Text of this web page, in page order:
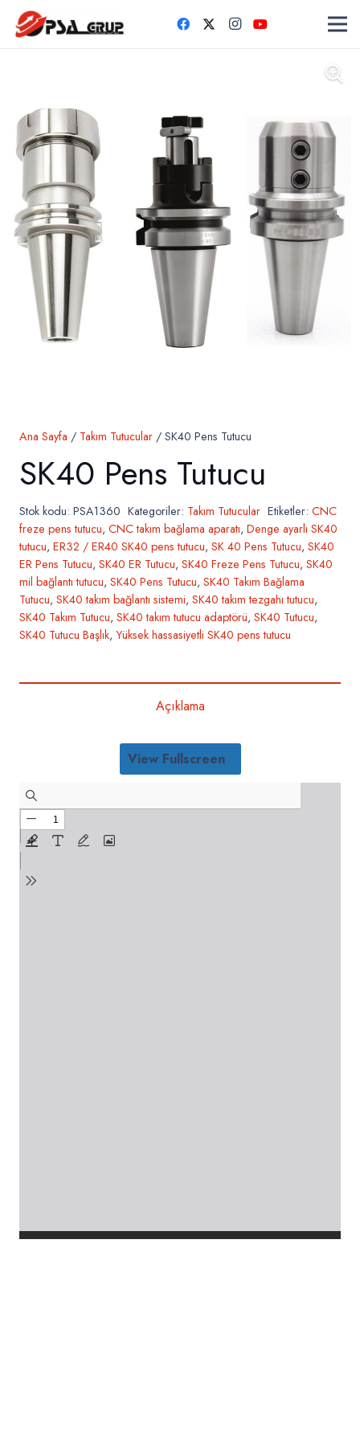
Ana Sayfa / Takım Tutucular / SK40 Pens Tutucu
SK40 Pens Tutucu
Stok kodu: PSA1360 Kategoriler: Takım Tutucular Etiketler: CNC
freze pens tutucu, CNC takım bağlama aparatı, Denge ayarlı SK40
tutucu, ER32 / ER40 SK40 pens tutucu, SK 40 Pens Tutucu, SK40
ER Pens Tutucu, SK40 ER Tutucu, SK40 Freze Pens Tutucu, SK40
mil bağlantı tutucu, SK40 Pens Tutucu, SK40 Takım Bağlama
Tutucu, SK40 takım bağlantı sistemi, SK40 takım tezgahı tutucu,
SK40 Takım Tutucu, SK40 takım tutucu adaptörü, SK40 Tutucu,
SK40 Tutucu Başlık, Yüksek hassasiyetli SK40 pens tutucu
Açıklama
View Fullscreen